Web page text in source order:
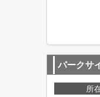
パークサ
所